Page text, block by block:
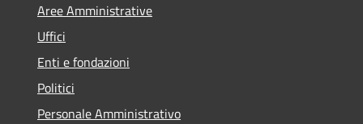
Aree Amministrative
Uffici
Enti e fondazioni
Politici
Personale Amministrativo